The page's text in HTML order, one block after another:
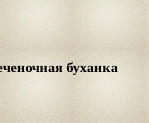
буханка